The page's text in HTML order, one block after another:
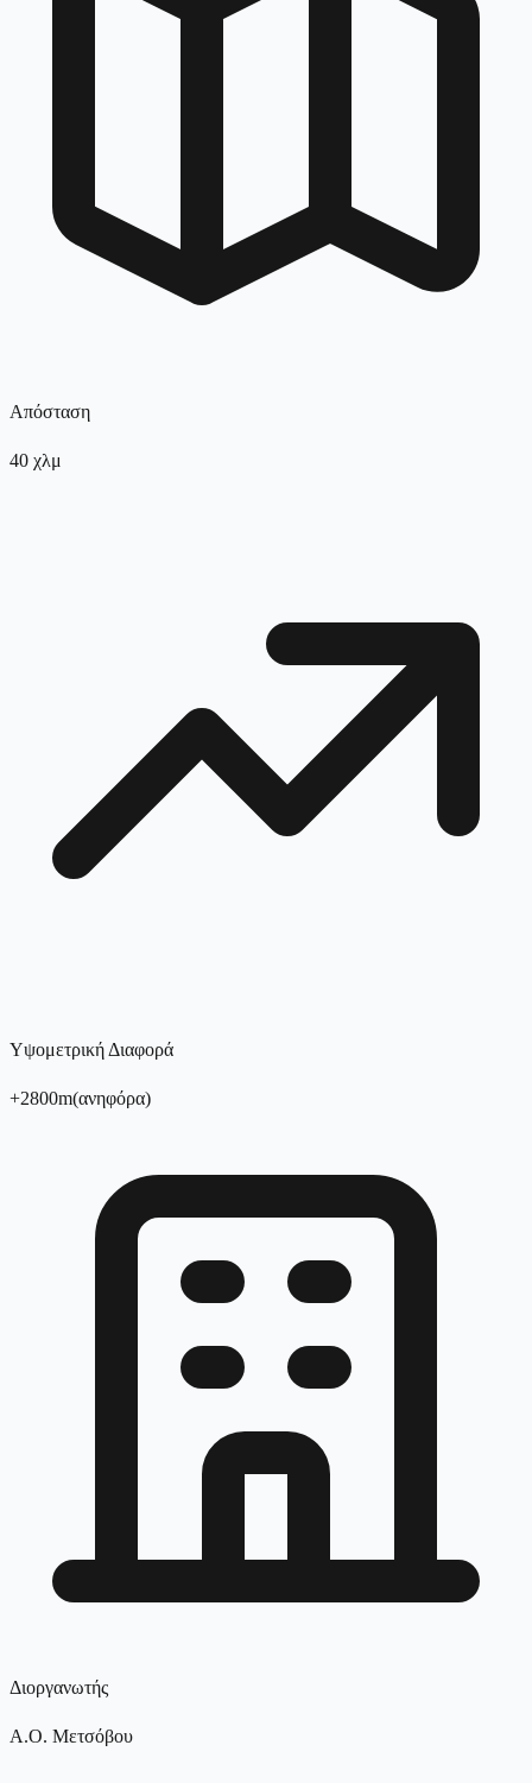
Απόσταση
40 χλμ
Υψομετρική Διαφορά
+2800m(ανηφόρα)
Διοργανωτής
Α.Ο. Μετσόβου